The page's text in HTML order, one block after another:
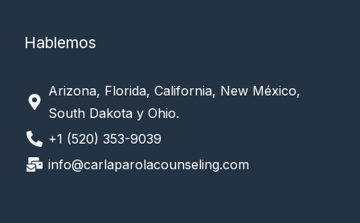
Hablemos
Arizona, Florida, California, New México,
South Dakota y Ohio.
+1 (520) 353-9039
info@carlaparolacounseling.com